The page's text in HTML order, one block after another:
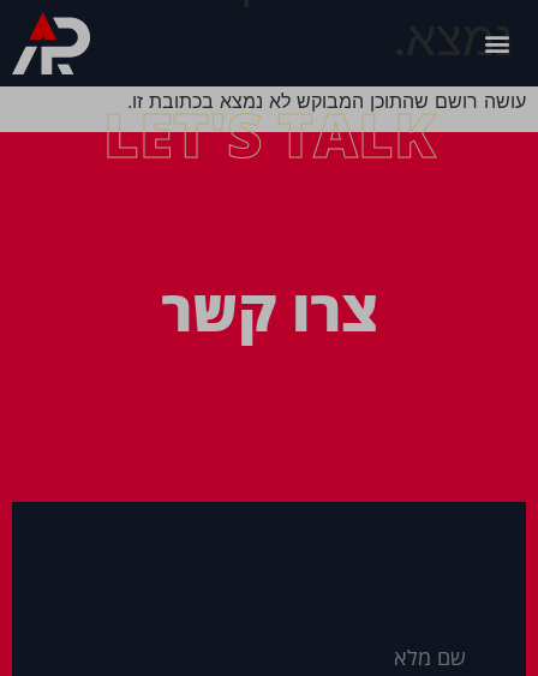
נמצא.
עושה רושם שהתוכן המבוקש לא נמצא בכתובת זו.
LET'S TALK
צרו קשר